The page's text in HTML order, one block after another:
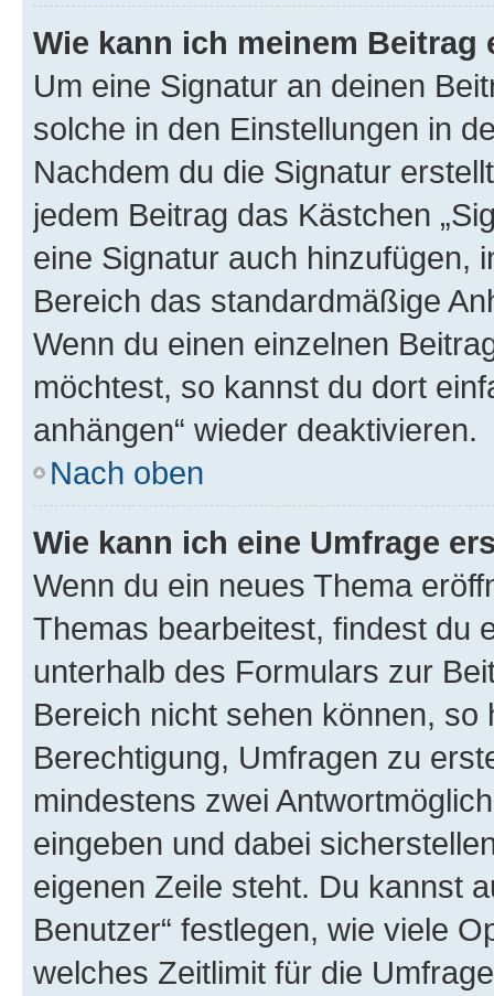
Wie kann ich meinem
Um eine Signatur an deinen
solche in den Einstellungen in
Nachdem du die Signatur
jedem Beitrag das Kästchen
eine Signatur auch hinzufügen,
Bereich das standardmäßige
Wenn du einen einzelnen
möchtest, so kannst du dort
anhängen“ wieder deaktivieren.
Nach oben
Wie kann ich eine Umfrage
Wenn du ein neues Thema
Themas bearbeitest, findest du
unterhalb des Formulars zur
Bereich nicht sehen können,
Berechtigung, Umfragen zu
mindestens zwei
eingeben und dabei
eigenen Zeile steht. Du kannst
Benutzer“ festlegen, wie viele
welches Zeitlimit für die